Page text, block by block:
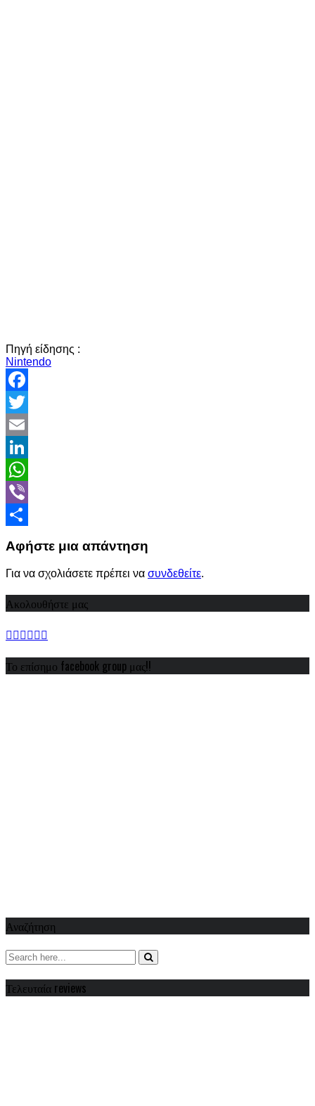
Πηγή είδησης :
Nintendo
Facebook
Twitter
Email
LinkedIn
WhatsApp
Viber
Αφήστε μια απάντηση
Για να σχολιάσετε πρέπει να συνδεθείτε.
Ακολουθήστε μας
Το επίσημο facebook group μας!!
Αναζήτηση
Τελευταία reviews